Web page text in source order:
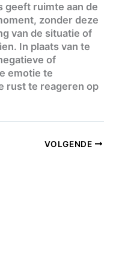
geeft ruimte aan de
zonder deze
van de situatie of
In plaats van te
of
emotie te
rust te reageren op
VOLGENDE